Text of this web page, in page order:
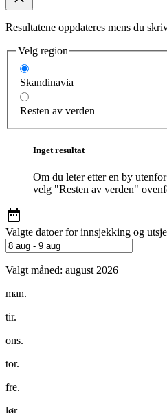
Resultatene oppdateres mens du
Velg region
Skandinavia
Resten av verden
Inget resultat
Om du leter etter en by
velg "Resten av verden"
Valgte datoer for innsjekking og
Valgt måned: august 2026
man.
tir.
ons.
tor.
fre.
lør.